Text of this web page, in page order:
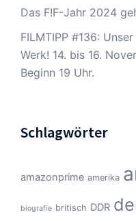
Das F!F-Jahr 2024
FILMTIPP #136:
Werk! 14. bis 16.
Beginn 19 Uhr.
Schlagwörter
amazonprime amerika
biografie britisch DDR